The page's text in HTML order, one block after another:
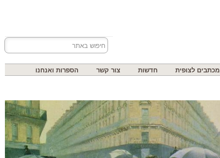
לצופית חדשות צור קשר הספרות ואנחנו